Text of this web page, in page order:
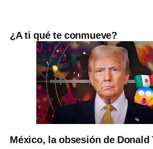
¿A ti qué te conmueve?
México, la obsesión de Donald